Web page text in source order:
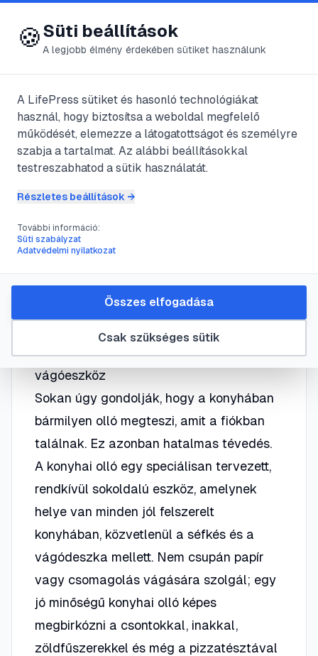
😍 LifePress
@Baxter
2025. október 13. ·7 perc olvasás
A konyhai olló: a
konyha rejtett
svájci bicskája
#konyhai olló #konyhai eszközök
főzési tippek csirke feldolgozás
A konyhai olló: több mint egy egyszerű
vágóeszköz
Sokan úgy gondolják, hogy a konyhában
bármilyen olló megteszi, amit a fiókban
találnak. Ez azonban hatalmas tévedés.
A konyhai olló egy speciálisan tervezett,
rendkívül sokoldalú eszköz, amelynek
helye van minden jól felszerelt
konyhában, közvetlenül a séfkés és a
vágódeszka mellett. Nem csupán papír
vagy csomagolás vágására szolgál; egy
jó minőségű konyhai olló képes
megbirkózni a csontokkal, inakkal,
zöldfűszerekkel és még a pizzatésztával
🍪Süti beállítások
A legjobb élmény érdekében sütiket használunk
A LifePress sütiket és hasonló technológiákat
használ, hogy biztosítsa a weboldal megfelelő
működését, elemezze a látogatottságot és személyre
szabja a tartalmat. Az alábbi beállításokkal
testreszabhatod a sütik használatát.
Részletes beállítások →
További információ:
Süti szabályzat
Adatvédelmi nyilatkozat
Csak szükséges sütik
Összes elfogadása